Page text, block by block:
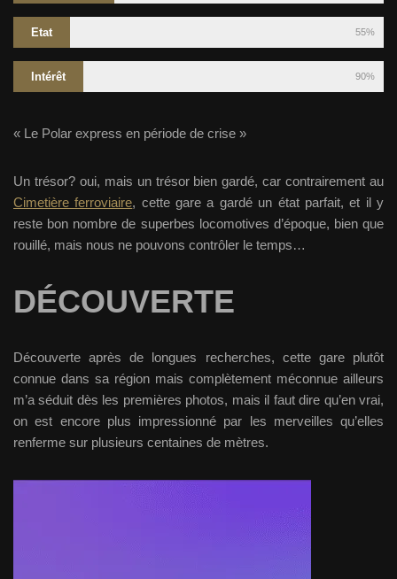
Etat 55%
Intérêt 90%
« Le Polar express en période de crise »
Un trésor? oui, mais un trésor bien gardé, car contrairement au
Cimetière ferroviaire, cette gare a gardé un état parfait, et il y
reste bon nombre de superbes locomotives d’époque, bien que
rouillé, mais nous ne pouvons contrôler le temps…
DÉCOUVERTE
Découverte après de longues recherches, cette gare plutôt
connue dans sa région mais complètement méconnue ailleurs
m’a séduit dès les premières photos, mais il faut dire qu’en vrai,
on est encore plus impressionné par les merveilles qu’elles
renferme sur plusieurs centaines de mètres.